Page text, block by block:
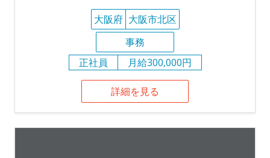
大阪府 大阪市北区
事務
正社員
月給300,000円
詳細を見る